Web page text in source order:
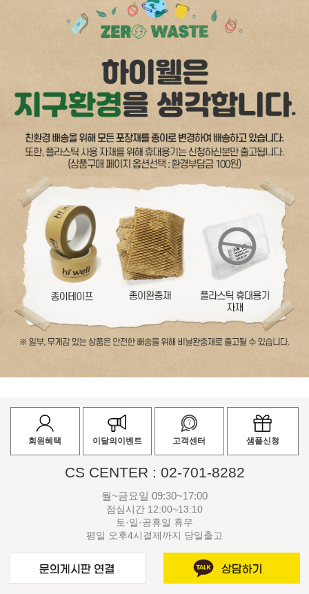
회원혜택 이달의이벤트 고객센터 샘플신청
CS CENTER : 02-701-8282
월~금요일 09:30~17:00
점심시간 12:00~13:10
토·일·공휴일 휴무
평일 오후4시결제까지 당일출고